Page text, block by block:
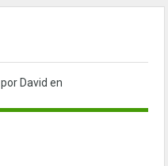
por David en